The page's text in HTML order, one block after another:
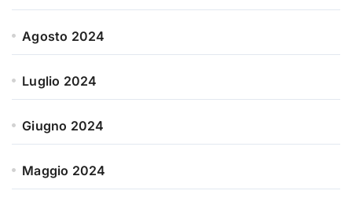
Agosto 2024
Luglio 2024
Giugno 2024
Maggio 2024